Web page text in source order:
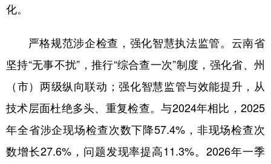
化。
严格规范涉企检查，强化智慧执法监管。云南省
坚持“无事不扰”，推行“综合查一次”制度，强化省、州
（市）两级纵向联动；强化智慧监管与效能提升，从
技术层面杜绝多头、重复检查。与2024年相比，2025
年全省涉企现场检查次数下降57.4%，非现场检查次
数增长27.6%，问题发现率提高11.3%。2026年一季